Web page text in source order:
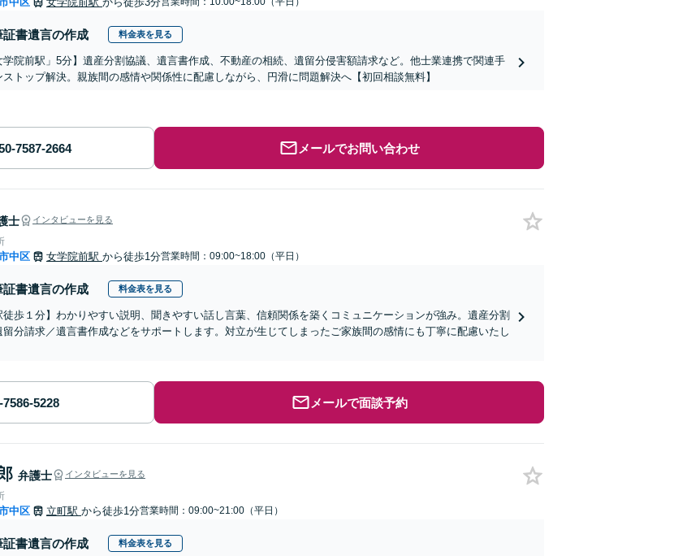
証書遺言の作成 料金表を見る
学院前駅」5分】遺産分割協議、遺言書作成、不動産の相続、遺留分侵害額請求など。他士業連携で関連手
トップ解決。親族間の感情や関係性に配慮しながら、円滑に問題解決へ【初回相談無料】
メールでお問い合わせ
士 インタビューを見る
中区 女学院前駅 から徒歩1分営業時間：09:00~18:00（平日）
証書遺言の作成 料金表を見る
徒歩１分】わかりやすい説明、聞きやすい話し言葉、信頼関係を築くコミュニケーションが強み。遺産分割
留分請求／遺言書作成などをサポートします。対立が生じてしまったご家族間の感情にも丁寧に配慮いたし
メールで面談予約
弁護士 インタビューを見る
中区 立町駅 から徒歩1分営業時間：09:00~21:00（平日）
証書遺言の作成 料金表を見る